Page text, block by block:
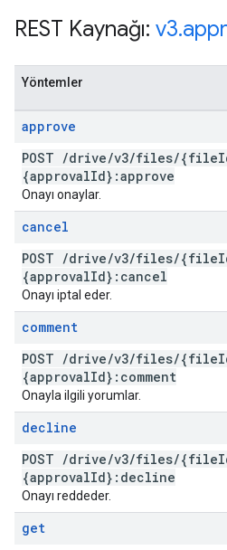
REST Kaynağı: v3.
Yöntemler
approve
POST /drive/v3/files/{file
{approvalId}:approve
Onayı onaylar.
cancel
POST /drive/v3/files/{file
{approvalId}:cancel
Onayı iptal eder.
comment
POST /drive/v3/files/{file
{approvalId}:comment
Onayla ilgili yorumlar.
decline
POST /drive/v3/files/{file
{approvalId}:decline
Onayı reddeder.
get